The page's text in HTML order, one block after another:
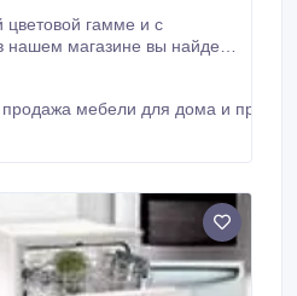
цветовой гамме и с
магазине вы найдете
мебели для дома и